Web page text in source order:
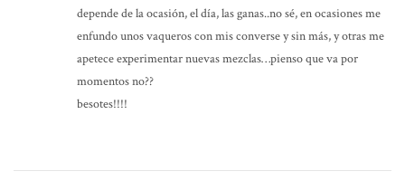
depende de la ocasión, el día, las ganas..no sé, en ocasiones me
enfundo unos vaqueros con mis converse y sin más, y otras me
apetece experimentar nuevas mezclas…pienso que va por
momentos no??
besotes!!!!